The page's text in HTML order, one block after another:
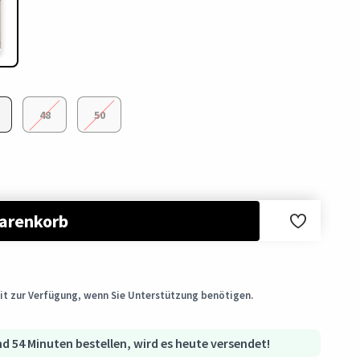
54 Minuten bestellen, wird es heute versendet!
48 50